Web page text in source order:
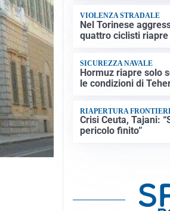
VIOLENZA STRADALE
Nel Torinese
quattro ciclisti
SICUREZZA NAVALE
Hormuz riapre solo
le condizioni di
RIAPERTURA
Crisi Ceuta, Tajani:
pericolo finito”